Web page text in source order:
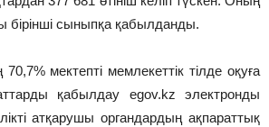
бірінші сыныпқа қабылданды.
70,7% мектепті мемлекеттік тілде оқуға
қабылдау еgov.kz электронды
атқарушы органдардың ақпараттық